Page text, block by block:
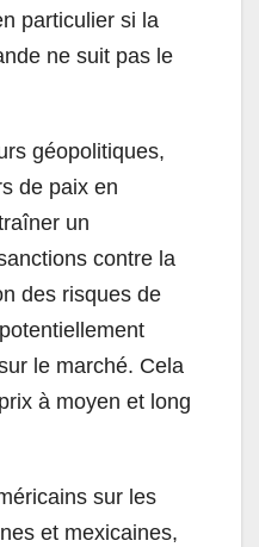
particulier si la
ne suit pas le
géopolitiques,
de paix en
un
contre la
des risques de
le marché. Cela
à moyen et long
sur les
et mexicaines,